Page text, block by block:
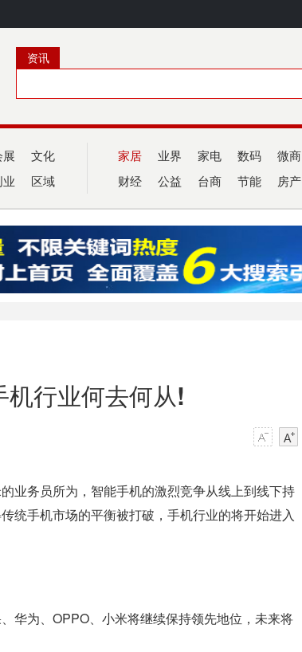
资讯
文化
区域
家居 业界 家电 数码 微商
财经 公益 台商 节能 房产
行业何去何从!
业务员所为，智能手机的激烈竞争从线上到线下持
统手机市场的平衡被打破，手机行业的将开始进入
华为、OPPO、小米将继续保持领先地位，未来将